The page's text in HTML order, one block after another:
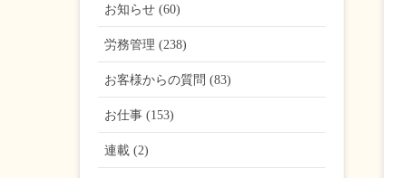
お知らせ (60)
労務管理 (238)
お客様からの質問 (83)
お仕事 (153)
連載 (2)